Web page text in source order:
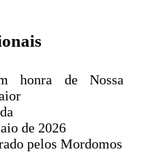
honra de Nossa
de 2026
pelos Mordomos